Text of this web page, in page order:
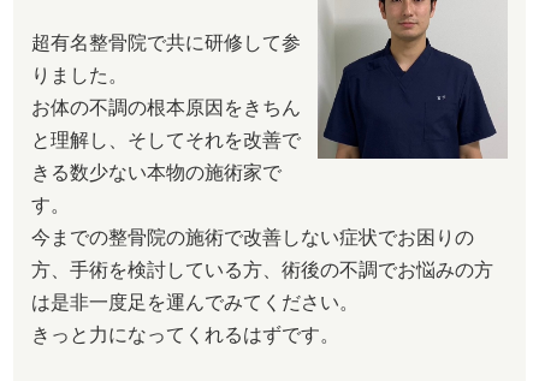
超有名整骨院で共に研修して参
りました。
お体の不調の根本原因をきちん
と理解し、そしてそれを改善で
きる数少ない本物の施術家で
す。
今までの整骨院の施術で改善しない症状でお困りの
方、手術を検討している方、術後の不調でお悩みの方
は是非一度足を運んでみてください。
きっと力になってくれるはずです。